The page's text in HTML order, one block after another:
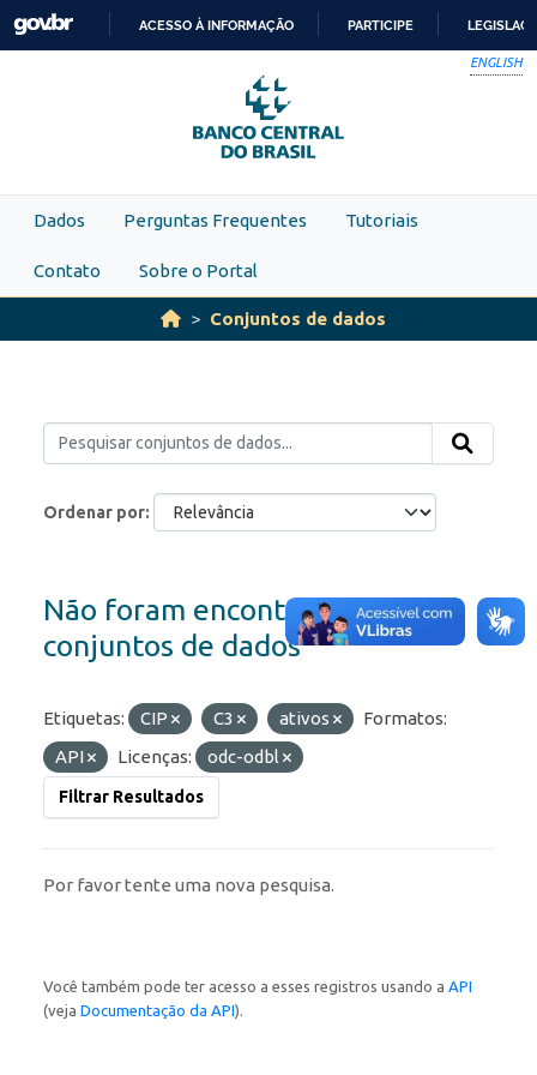
Skip to main content
PARA
O
CONTEÚDO
ACESSO À INFORMAÇÃO PARTICIPE
ENGLISH
Dados Perguntas Frequentes Tutoriais
Contato Sobre o Portal
Conjuntos de dados
Ordenar por
Não foram encontrados
conjuntos de dados
Etiquetas: CIP C3 ativos
Formatos:
API
Licenças: odc-odbl
Filtrar Resultados
Por favor tente uma nova pesquisa.
Você também pode ter acesso a esses registros usando a API
(veja Documentação da API).